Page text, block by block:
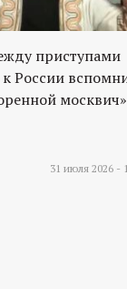
приступами
России
москвич»
31 июля 2026 -